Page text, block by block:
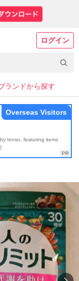
ログイン
ランドから探す
tenso, featuring items
Overseas Visitors